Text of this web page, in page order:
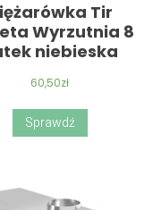
Tir
Wyrzutnia 8
niebieska
60,50zł
Sprawdź